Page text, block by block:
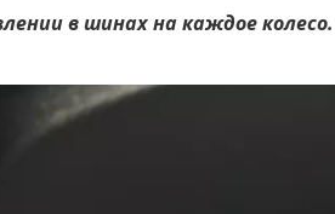
в шинах на каждое